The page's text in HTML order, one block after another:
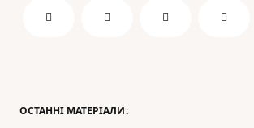
ОСТАННІ МАТЕРІАЛИ: